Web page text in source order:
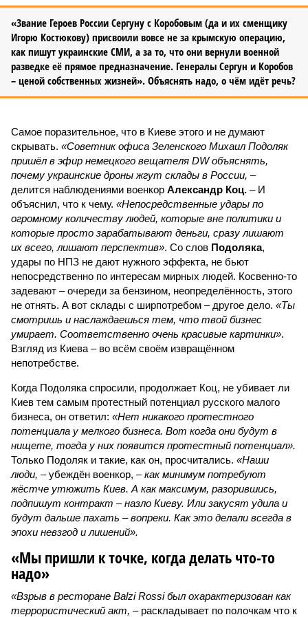
«Звание Героев России Сергуну с Коробовым (да и их сменщику
Игорю Костюкову) присвоили вовсе не за крымскую операцию,
как пишут украинские СМИ, а за то, что они вернули военной
разведке её прямое предназначение. Генералы Сергун и Коробов
– ценой собственных жизней». Объяснять надо, о чём идёт речь?
Самое поразительное, что в Киеве этого и не думают
скрывать. «Советник офиса Зеленского Михаил Подоляк
пришёл в эфир немецкого вещателя DW объяснять,
почему украинские дроны жгут склады в России, –
делится наблюдениями военкор Александр Коц. – И
объяснил, что к чему. «Непосредственные удары по
огромному количеству людей, которые вне политики и
которые просто зарабатывают деньги, сразу лишают
их всего, лишают перспектив». Со слов Подоляка,
удары по НПЗ не дают нужного эффекта, не бьют
непосредственно по интересам мирных людей. Косвенно-то
задевают – очереди за бензином, неопределённость, этого
не отнять. А вот склады с ширпотребом – другое дело. «Ты
смотришь и наслаждаешься тем, что твой бизнес
умирает. Соответственно очень красивые картинки».
Взгляд из Киева – во всём своём извращённом
непотребстве.
Когда Подоляка спросили, продолжает Коц, не убивает ли
Киев тем самым протестный потенциал русского малого
бизнеса, он ответил: «Нет никакого протестного
потенциала у мелкого бизнеса. Вот когда они будут в
нищете, тогда у них появится протестный потенциал».
Только Подоляк и такие, как он, просчитались. «Наши
люди, – убеждён военкор, –как минимум потребуют
жёстче утюжить Киев. А как максимум, разорившись,
подпишут контракт – назло Киеву. Или закусят удила и
будут дальше пахать – вопреки. Как это делали всегда в
эпохи невзгод и лишений».
«Мы пришли к точке, когда делать что-то
надо»
«Взрыв в ресторане Balzi Rossi был охарактеризован как
террористический акт, –раскладывает по полочкам что к